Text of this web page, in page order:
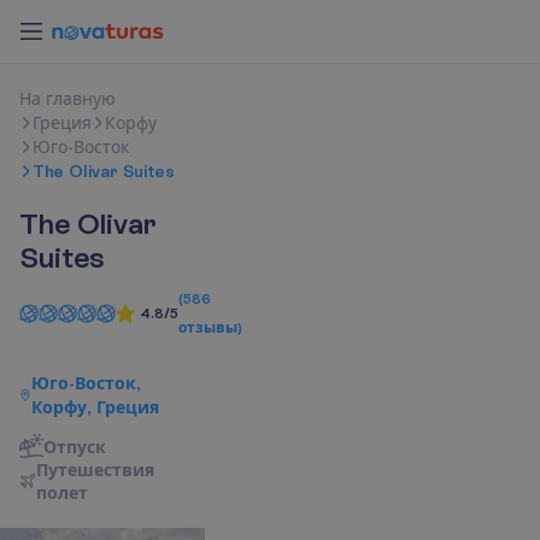
На главную
Греция
Корфу
Юго-Восток
The Olivar Suites
The Olivar
Suites
4.8/5
(586
отзывы)
Юго-Восток,
Корфу, Греция
Отпуск
Путешествия
полет